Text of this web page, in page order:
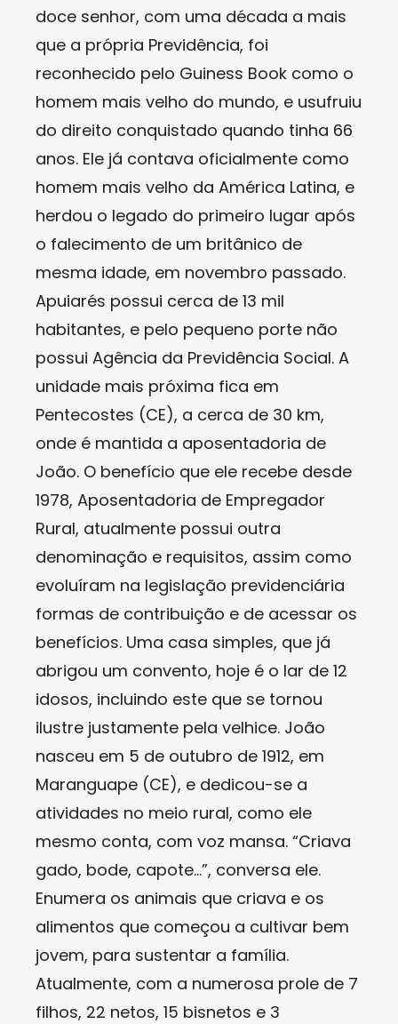
doce senhor, com uma década a mais
que a própria Previdência, foi
reconhecido pelo Guiness Book como o
homem mais velho do mundo, e usufruiu
do direito conquistado quando tinha 66
anos. Ele já contava oficialmente como
homem mais velho da América Latina, e
herdou o legado do primeiro lugar após
o falecimento de um britânico de
mesma idade, em novembro passado.
Apuiarés possui cerca de 13 mil
habitantes, e pelo pequeno porte não
possui Agência da Previdência Social. A
unidade mais próxima fica em
Pentecostes (CE), a cerca de 30 km,
onde é mantida a aposentadoria de
João. O benefício que ele recebe desde
1978, Aposentadoria de Empregador
Rural, atualmente possui outra
denominação e requisitos, assim como
evoluíram na legislação previdenciária
formas de contribuição e de acessar os
benefícios. Uma casa simples, que já
abrigou um convento, hoje é o lar de 12
idosos, incluindo este que se tornou
ilustre justamente pela velhice. João
nasceu em 5 de outubro de 1912, em
Maranguape (CE), e dedicou-se a
atividades no meio rural, como ele
mesmo conta, com voz mansa. “Criava
gado, bode, capote…”, conversa ele.
Enumera os animais que criava e os
alimentos que começou a cultivar bem
jovem, para sustentar a família.
Atualmente, com a numerosa prole de 7
filhos, 22 netos, 15 bisnetos e 3